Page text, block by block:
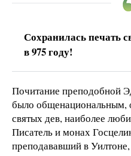
Сохранилась печать
в 975 году!
Почитание преподобной
было общенациональным,
святых дев, наиболее
Писатель и монах
преподававший в